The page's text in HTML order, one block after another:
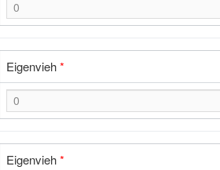
Eigenvieh*
Eigenvieh*